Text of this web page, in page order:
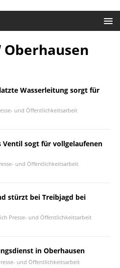
Oberhausen
Wasserleitung sorgt für
und Öffentlichkeitsarbeit
Ventil sogt für vollgelaufenen
und Öffentlichkeitsarbeit
stürzt bei Treibjagd bei
Presse- und Öffentlichkeitsarbeit
in Oberhausen
und Öffentlichkeitsarbeit